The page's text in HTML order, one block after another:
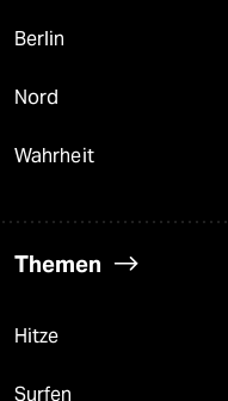
Berlin
Nord
Wahrheit
Themen
Hitze
Surfen